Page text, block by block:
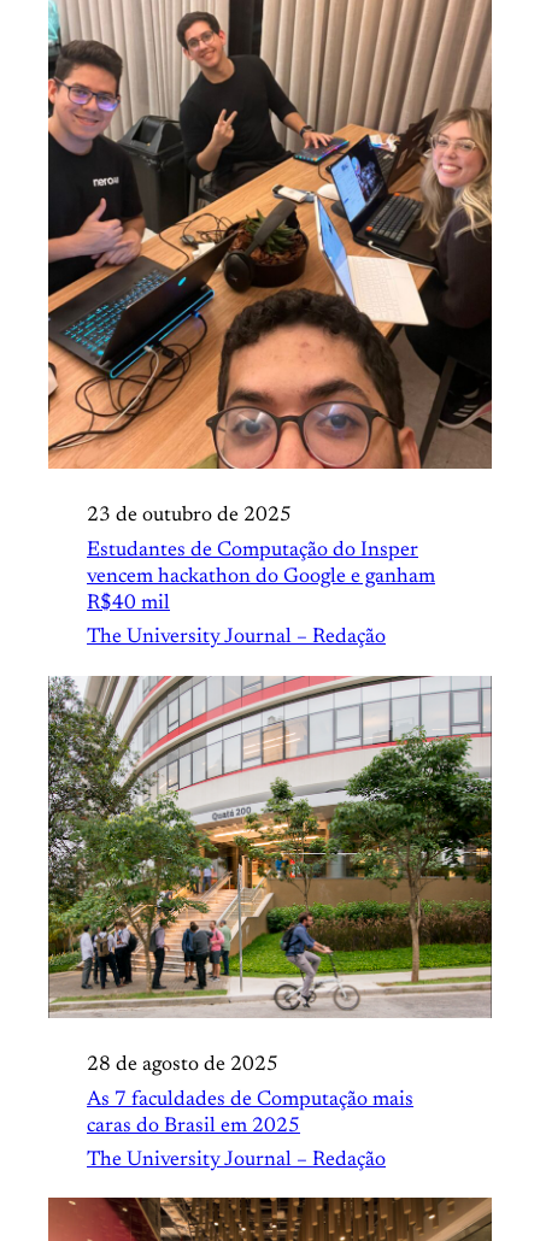
23 de outubro de 2025
Estudantes de Computação do Insper
vencem hackathon do Google e ganham
R$40 mil
The University Journal – Redação
28 de agosto de 2025
As 7 faculdades de Computação mais
caras do Brasil em 2025
The University Journal – Redação